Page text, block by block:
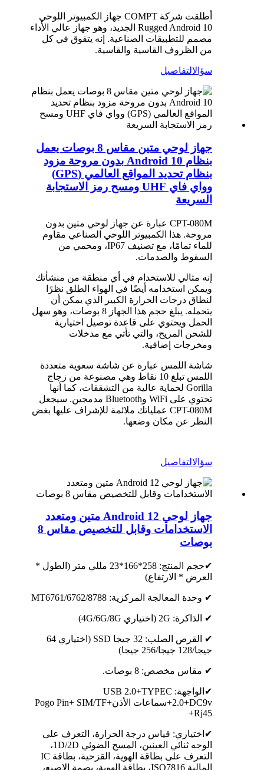
أطلقت شركة COMPT جهاز الكمبيوتر اللوحي
Rugged Android 10 الجديد، وهو جهاز عالي الأداء
مصمم للتطبيقات الصناعية. إنه يتفوق في كل
من الظروف القاسية والقاسية.
سؤالالتفاصيل
جهاز لوحي متين مقاس 8 بوصات يعمل
بنظام Android 10 بدون مروحة مزود
بنظام تحديد المواقع العالمي (GPS)
وواي فاي UHF ومسح رمز الاستجابة
السريعة
CPT-080M عبارة عن جهاز لوحي متين بدون
مروحة. هذا الكمبيوتر اللوحي الصناعي مقاوم
للماء تمامًا، مع تصنيف IP67، ومحمي من
السقوط والصدمات.
إنه مثالي للاستخدام في أي منطقة من منشأتك
ويمكن استخدامه أيضًا في الهواء الطلق نظرًا
لنطاق درجات الحرارة الكبير الذي يمكن أن
يتحمله. يبلغ حجم هذا الجهاز 8 بوصات، وهو سهل
الحمل ويحتوي على قاعدة توصيل اختيارية
للشحن المريح، والتي تأتي مع مدخلات
ومخرجات إضافية.
شاشة اللمس عبارة عن شاشة سعوية متعددة
اللمس تبلغ 10 نقاط وهي مصنوعة من زجاج
Gorilla لحماية عالية من التشققات، كما أنها
تحتوي على WiFi وBluetooth مدمجين. سيجعل
CPT-080M عملياتك ملائمة للإشراف عليها بغض
النظر عن مكان وضعها.
سؤالالتفاصيل
جهاز لوحي Android 12 متين ومتعدد
الاستخدامات وقابل للتخصيص مقاس 8
بوصات
✔حجم المنتج: 258*166*23 مللي متر (الطول *
العرض * الارتفاع)
✔ وحدة المعالجة المركزية: MT6761/6762/8788
✔ الذاكرة: 2G (اختياري 4G/6G/8G)
✔ القرص الصلب: 32 جيجا SSD (اختياري 64
جيجا/128 جيجا/256 جيجا)
✔ مقاس مخصص: 8 بوصات.
✔الواجهة: USB 2.0+TYPEC
2.0+DC9v+سماعات الأذن+Pogo Pin+ SIM/TF
+Rj45
✔اختياري: قياس درجة الحرارة، التعرف على
الوجه ثنائي العينين، المسح الضوئي 1D/2D،
التعرف على بطاقة الهوية، القزحية، بطاقة IC
المالية ISO7816، بطاقة الهوية، بصمة الإصبع،